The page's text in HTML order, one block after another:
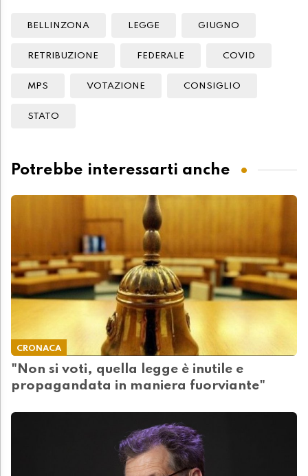
BELLINZONA LEGGE GIUGNO
RETRIBUZIONE FEDERALE COVID
MPS VOTAZIONE CONSIGLIO
STATO
Potrebbe interessarti anche
CRONACA
"Non si voti, quella legge è inutile e
propagandata in maniera fuorviante"